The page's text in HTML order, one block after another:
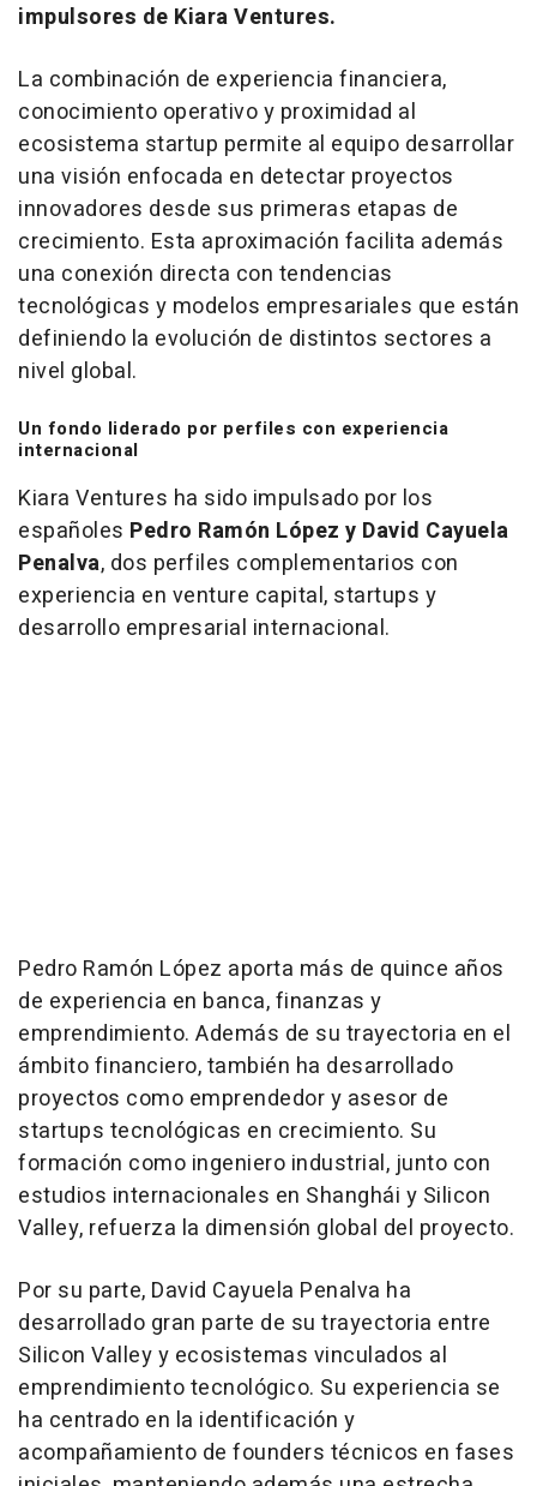
impulsores de Kiara Ventures.
La combinación de experiencia financiera,
conocimiento operativo y proximidad al
ecosistema startup permite al equipo desarrollar
una visión enfocada en detectar proyectos
innovadores desde sus primeras etapas de
crecimiento. Esta aproximación facilita además
una conexión directa con tendencias
tecnológicas y modelos empresariales que están
definiendo la evolución de distintos sectores a
nivel global.
Un fondo liderado por perfiles con experiencia
internacional
Kiara Ventures ha sido impulsado por los
españoles Pedro Ramón López y David Cayuela
Penalva, dos perfiles complementarios con
experiencia en venture capital, startups y
desarrollo empresarial internacional.
Pedro Ramón López aporta más de quince años
de experiencia en banca, finanzas y
emprendimiento. Además de su trayectoria en el
ámbito financiero, también ha desarrollado
proyectos como emprendedor y asesor de
startups tecnológicas en crecimiento. Su
formación como ingeniero industrial, junto con
estudios internacionales en Shanghái y Silicon
Valley, refuerza la dimensión global del proyecto.
Por su parte, David Cayuela Penalva ha
desarrollado gran parte de su trayectoria entre
Silicon Valley y ecosistemas vinculados al
emprendimiento tecnológico. Su experiencia se
ha centrado en la identificación y
acompañamiento de founders técnicos en fases